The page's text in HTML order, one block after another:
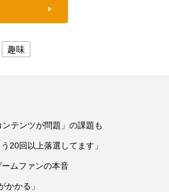
趣味
テンツが問題」の課題も
20回以上落選してます」
ムファンの本音
かる」